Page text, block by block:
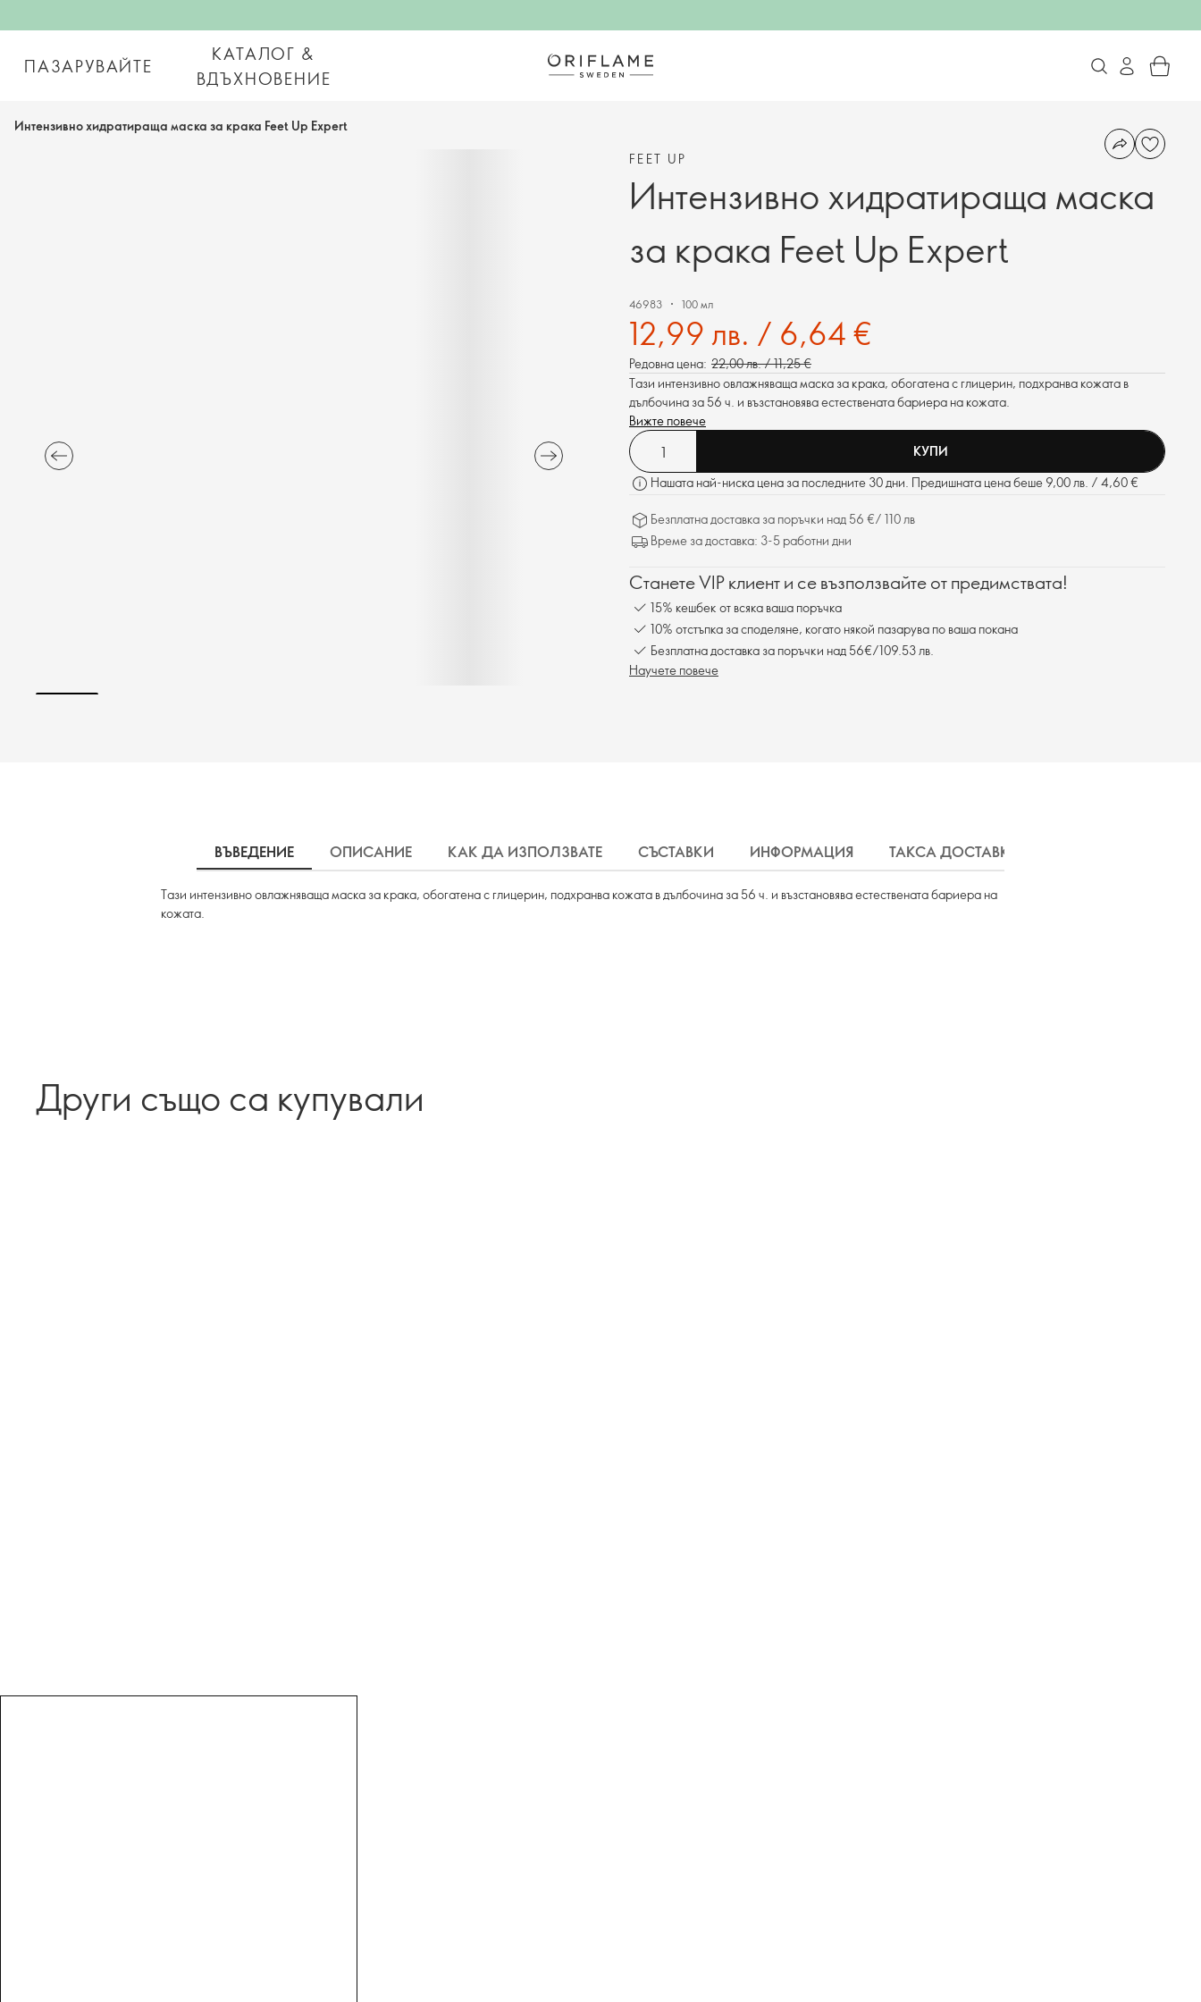
ПАЗАРУВАЙТЕ
КАТАЛОГ &
ВДЪХНОВЕНИЕ
Интензивно хидратираща маска за крака Feet Up Expert
FEET UP
Интензивно хидратираща маска
за крака Feet Up Expert
46983 100 мл
12,99 лв. / 6,64 €
Редовна цена: 22,00 лв. / 11,25 €
Тази интензивно овлажняваща маска за крака, обогатена с глицерин, подхранва кожата в
дълбочина за 56 ч. и възстановява естествената бариера на кожата.
Вижте повече
КУПИ
Нашата най-ниска цена за последните 30 дни. Предишната цена беше 9,00 лв. / 4,60 €
Безплатна доставка за поръчки над 56 €/ 110 лв
Време за доставка: 3-5 работни дни
Станете VIP клиент и се възползвайте от предимствата!
15% кешбек от всяка ваша поръчка
10% отстъпка за споделяне, когато някой пазарува по ваша покана
Безплатна доставка за поръчки над 56€/109.53 лв.
Научете повече
ВЪВЕДЕНИЕ ОПИСАНИЕ КАК ДА ИЗПОЛЗВАТЕ СЪСТАВКИ ИНФОРМАЦИЯ ТАКСА ДОСТАВКА
Тази интензивно овлажняваща маска за крака, обогатена с глицерин, подхранва кожата в дълбочина за 56 ч. и възстановява естествената бариера на
кожата.
Други също са купували